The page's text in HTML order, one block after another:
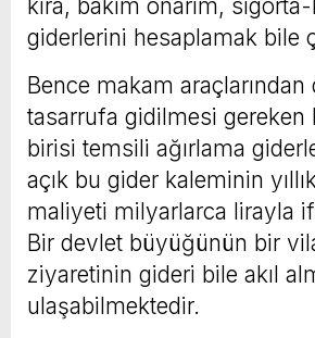
kira, bakım onarım,
giderlerini hesaplamak bile
Bence makam araçlarından
tasarrufa gidilmesi gereken
birisi temsili ağırlama
açık bu gider kaleminin
maliyeti milyarlarca lirayla
Bir devlet büyüğünün bir
ziyaretinin gideri bile akıl
ulaşabilmektedir.